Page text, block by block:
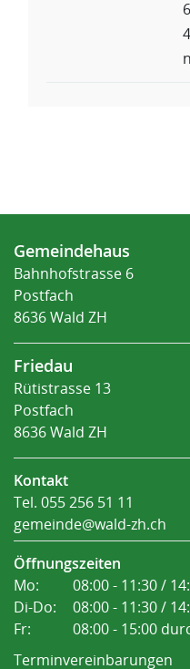
Fusszeile
Gemeindehaus
Bahnhofstrasse 6
Postfach
8636 Wald ZH
Friedau
Rütistrasse 13
Postfach
8636 Wald ZH
Kontakt
Tel. 055 256 51 11
gemeinde@wald-zh.ch
Öffnungszeiten
Mo:
08:00 - 11:30 /
Di-Do:
08:00 - 11:30 /
Fr:
08:00 - 15:00
Terminvereinbarungen